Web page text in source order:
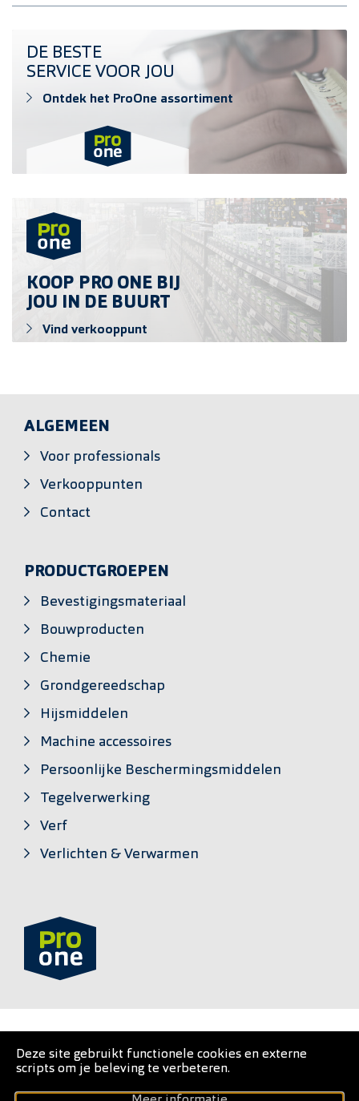
Deze site gebruikt functionele cookies en externe
scripts om je beleving te verbeteren.
Ontdek het ProOne assortiment
DE BESTE
SERVICE VOOR JOU
Ontdek het ProOne assortiment
Vind verkooppunt
KOOP PRO ONE BIJ
JOU IN DE BUURT
Vind verkooppunt
ALGEMEEN
Voor professionals
Verkooppunten
Contact
PRODUCTGROEPEN
Bevestigingsmateriaal
Bouwproducten
Chemie
Grondgereedschap
Hijsmiddelen
Machine accessoires
Persoonlijke Beschermingsmiddelen
Tegelverwerking
Verf
Verlichten & Verwarmen